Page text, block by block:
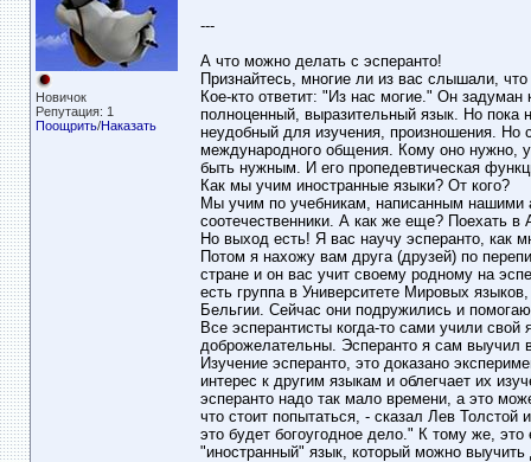
Новичок
Репутация: 1
Поощрить/Наказать
---
А что можно делать с эсперанто!
Признайтесь, многие ли из вас слышали, что
Кое-кто ответит: "Из нас могие." Он
полноценный, выразительный язык. Но пока
неудобный для изучения, произношения. Но
международного общения. Кому оно нужно,
быть нужным. И его пропедевтическая
Как мы учим иностранные языки? От кого?
Мы учим по учебникам, написанным нашими
соотечественники. А как же еще? Поехать
Но выход есть! Я вас научу эсперанто, как
Потом я нахожу вам друга (друзей) по
стране и он вас учит своему родному на
есть группа в Университете Мировых
Бельгии. Сейчас они подружились и
Все эсперантисты когда-то сами учили
доброжелательны. Эсперанто я сам выучил
Изучение эсперанто, это доказано
интерес к другим языкам и облегчает их
эсперанто надо так мало времени, а это
что стоит попытаться, - сказал Лев Толстой
это будет богоугодное дело." К тому же, это
"иностранный" язык, который можно выучить